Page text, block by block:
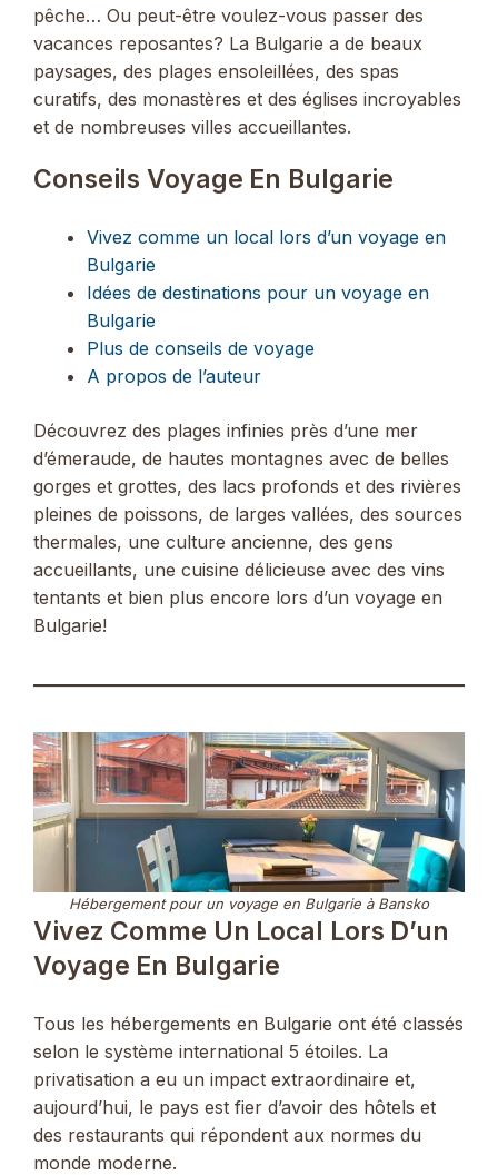
pêche… Ou peut-être voulez-vous passer des
vacances reposantes? La Bulgarie a de beaux
paysages, des plages ensoleillées, des spas
curatifs, des monastères et des églises incroyables
et de nombreuses villes accueillantes.
Conseils Voyage En Bulgarie
Vivez comme un local lors d’un voyage en
Bulgarie
Idées de destinations pour un voyage en
Bulgarie
Plus de conseils de voyage
A propos de l’auteur
Découvrez des plages infinies près d’une mer
d’émeraude, de hautes montagnes avec de belles
gorges et grottes, des lacs profonds et des rivières
pleines de poissons, de larges vallées, des sources
thermales, une culture ancienne, des gens
accueillants, une cuisine délicieuse avec des vins
tentants et bien plus encore lors d’un voyage en
Bulgarie!
Hébergement pour un voyage en Bulgarie à Bansko
Vivez Comme Un Local Lors D’un
Voyage En Bulgarie
Tous les hébergements en Bulgarie ont été classés
selon le système international 5 étoiles. La
privatisation a eu un impact extraordinaire et,
aujourd’hui, le pays est fier d’avoir des hôtels et
des restaurants qui répondent aux normes du
monde moderne.